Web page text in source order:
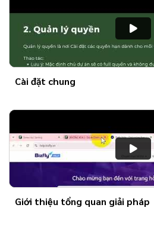
Cài đặt chung
Giới thiệu tổng quan giải pháp